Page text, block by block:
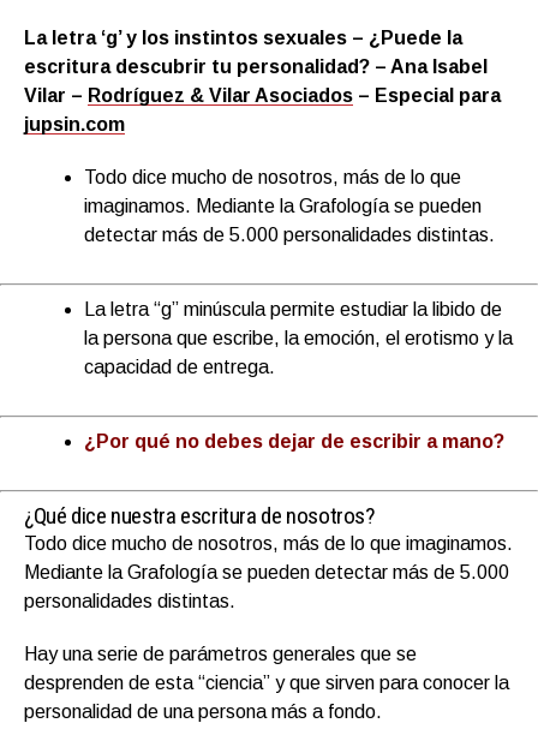
La letra ‘g’ y los instintos sexuales – ¿Puede la
escritura descubrir tu personalidad? – Ana Isabel
Vilar – Rodríguez & Vilar Asociados – Especial para
jupsin.com
Todo dice mucho de nosotros, más de lo que
imaginamos. Mediante la Grafología se pueden
detectar más de 5.000 personalidades distintas.
La letra “g” minúscula permite estudiar la libido de
la persona que escribe, la emoción, el erotismo y la
capacidad de entrega.
¿Por qué no debes dejar de escribir a mano?
¿Qué dice nuestra escritura de nosotros?
Todo dice mucho de nosotros, más de lo que imaginamos.
Mediante la Grafología se pueden detectar más de 5.000
personalidades distintas.
Hay una serie de parámetros generales que se
desprenden de esta “ciencia” y que sirven para conocer la
personalidad de una persona más a fondo.